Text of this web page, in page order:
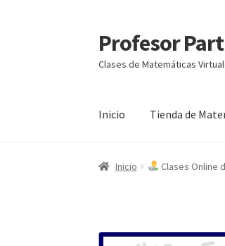
Ir
a
la
Ir
al
contenido
Profesor
Clases de Matemáticas
Inicio Tienda de
Inicio Clases Online